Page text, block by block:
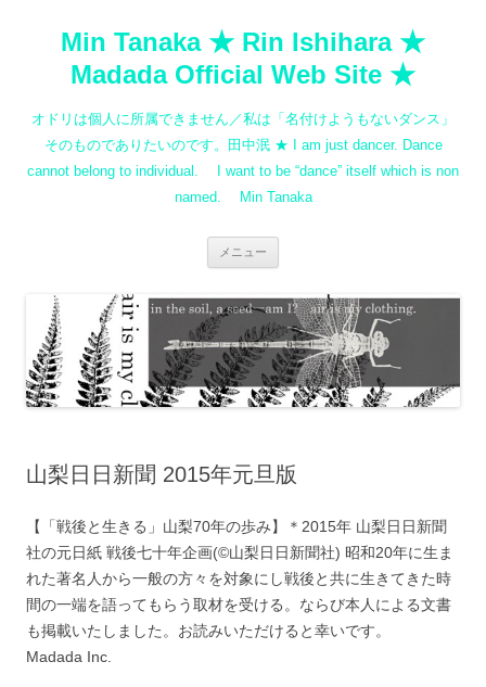
キ
ッ
Min Tanaka ★ Rin Ishihara ★
Madada Official Web Site ★
オドリは個人に所属できません／私は「名付けようもないダンス」
そのものでありたいのです。田中泯 ★ I am just dancer. Dance
cannot belong to individual. I want to be “dance” itself which is non
named. Min Tanaka
メニュー
山梨日日新聞 2015年元旦版
【「戦後と生きる」山梨70年の歩み】＊2015年 山梨日日新聞
社の元日紙 戦後七十年企画(©山梨日日新聞社) 昭和20年に生ま
れた著名人から一般の方々を対象にし戦後と共に生きてきた時
間の一端を語ってもらう取材を受ける。ならび本人による文書
も掲載いたしました。お読みいただけると幸いです。
Madada Inc.